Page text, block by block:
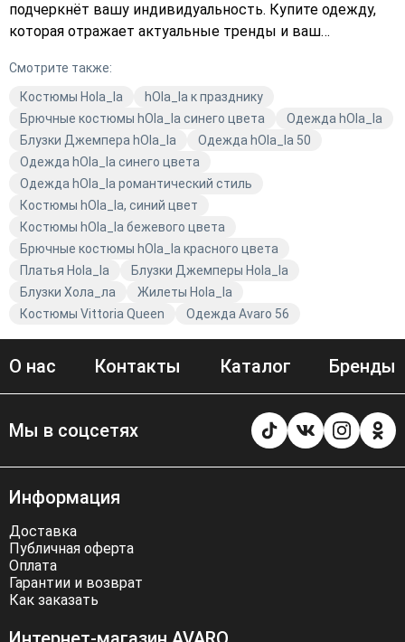
подчеркнёт вашу индивидуальность. Купите одежду,
которая отражает актуальные тренды и ваш
Смотрите также:
Костюмы Hola_la
hOla_la к празднику
Брючные костюмы hOla_la синего цвета
Одежда hOla_la
Блузки Джемпера hOla_la
Одежда hOla_la 50
Одежда hOla_la синего цвета
Одежда hOla_la романтический стиль
Костюмы hOla_la, синий цвет
Костюмы hOla_la бежевого цвета
Брючные костюмы hOla_la красного цвета
Платья Hola_la
Блузки Джемперы Hola_la
Блузки Хола_ла
Жилеты Hola_la
Костюмы Vittoria Queen
Одежда Avaro 56
О нас Контакты Каталог Бренды
Мы в соцсетях
Информация
Доставка
Публичная оферта
Оплата
Гарантии и возврат
Как заказать